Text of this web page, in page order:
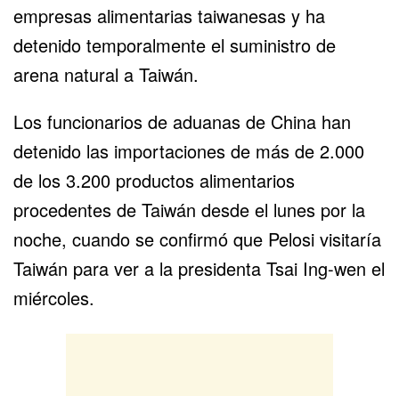
empresas alimentarias taiwanesas y ha
detenido temporalmente el suministro de
arena natural a Taiwán.
Los funcionarios de aduanas de China han
detenido las importaciones de más de 2.000
de los 3.200 productos alimentarios
procedentes de Taiwán desde el lunes por la
noche, cuando se confirmó que Pelosi visitaría
Taiwán para ver a la presidenta Tsai Ing-wen el
miércoles.